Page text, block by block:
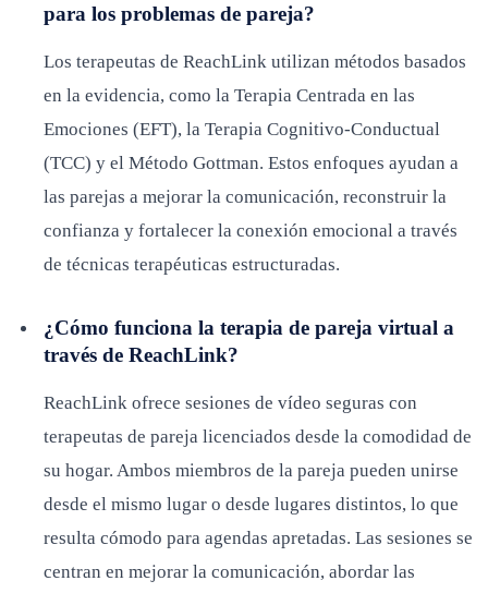
para los problemas de pareja?
Los terapeutas de ReachLink utilizan métodos basados
en la evidencia, como la Terapia Centrada en las
Emociones (EFT), la Terapia Cognitivo-Conductual
(TCC) y el Método Gottman. Estos enfoques ayudan a
las parejas a mejorar la comunicación, reconstruir la
confianza y fortalecer la conexión emocional a través
de técnicas terapéuticas estructuradas.
¿Cómo funciona la terapia de pareja virtual a
través de ReachLink?
ReachLink ofrece sesiones de vídeo seguras con
terapeutas de pareja licenciados desde la comodidad de
su hogar. Ambos miembros de la pareja pueden unirse
desde el mismo lugar o desde lugares distintos, lo que
resulta cómodo para agendas apretadas. Las sesiones se
centran en mejorar la comunicación, abordar las